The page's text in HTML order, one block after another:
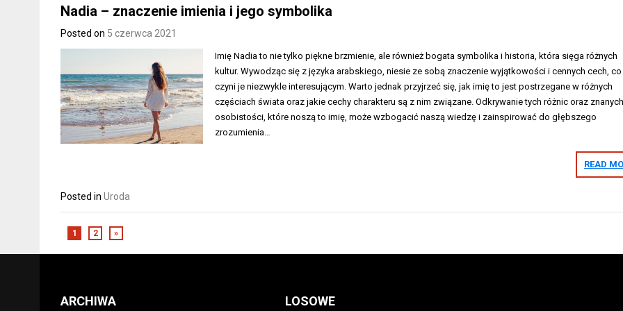
Nadia – znaczenie imienia i jego symbolika
Posted on 5 czerwca 2021
Imię Nadia to nie tylko piękne brzmienie, ale również bogata symbolika i historia, która sięga różnych
kultur. Wywodząc się z języka arabskiego, niesie ze sobą znaczenie wyjątkowości i cennych cech, co
czyni je niezwykle interesującym. Warto jednak przyjrzeć się, jak imię to jest postrzegane w różnych
częściach świata oraz jakie cechy charakteru są z nim związane. Odkrywanie tych różnic oraz
osobistości, które noszą to imię, może wzbogacić naszą wiedzę i zainspirować do głębszego
zrozumienia…
READ
Posted in Uroda
1 2 »
ARCHIWA LOSOWE